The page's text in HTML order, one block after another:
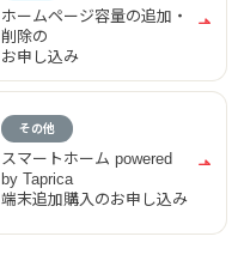
ホームページ容量の追加・
削除の
お申し込み
スマートホーム powered
by Taprica
端末追加購入のお申し込み